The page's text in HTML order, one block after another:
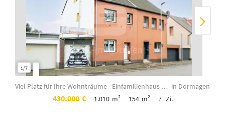
1/7
Viel Platz für Ihre Wohnträume - Einfamilienhaus mit Einliegerbereich auf über 1... in Dormagen
430.000 € 1.010 m² 154 m² 7 Zi.